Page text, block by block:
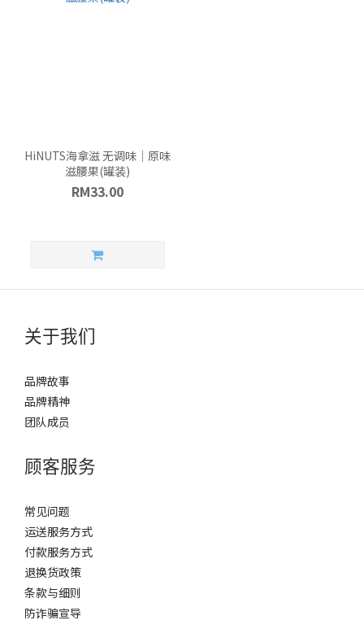
HiNUTS海拿滋 无调味｜原味
滋腰果(罐装)
RM33.00
关于我们
品牌故事
品牌精神
团队成员
顾客服务
常见问题
运送服务方式
付款服务方式
退换货政策
条款与细则
防诈骗宣导